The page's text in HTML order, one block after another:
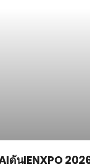
ดันIENXPO